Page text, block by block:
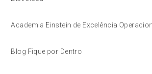
Academia Einstein de Excelência
Blog Fique por Dentro